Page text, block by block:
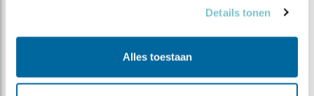
Details tonen
Alles toestaan
Denk je rust te hebben ...